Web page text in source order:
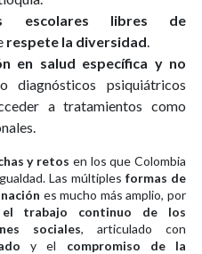
escolares libres de
respete la diversidad
en salud específica y no
diagnósticos psiquiátricos
a tratamientos como
y retos en los que Colombia
Las múltiples formas de
es mucho más amplio, por
el trabajo continuo de los
sociales, articulado con
y el compromiso de la